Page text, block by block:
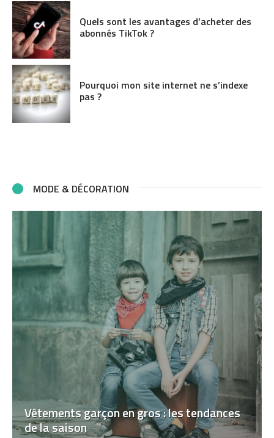
Quels sont les avantages d’acheter des
abonnés TikTok ?
Pourquoi mon site internet ne s’indexe
pas ?
MODE & DÉCORATION
Vêtements garçon en gros : les tendances
de la saison